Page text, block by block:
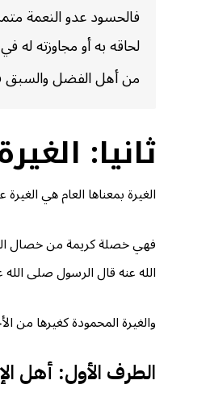
فالحسود عدو النعمة
لحاقه به أو مجاوزته
من أهل الفضل والسبق
ثانيا:
الغيرة بمعناها العام هي
فهي خصلة كريمة من خصال
الله عنه قال الرسول صلى
والغيرة المحمودة كغيرها
الطرف الأول: أهل